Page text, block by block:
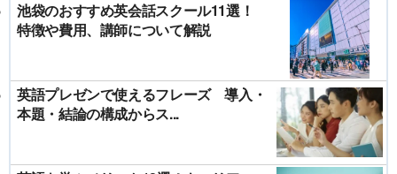
池袋のおすすめ英会話スクール11選！
特徴や費用、講師について解説
英語プレゼンで使えるフレーズ 導入・
本題・結論の構成からス...